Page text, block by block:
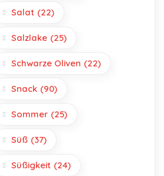
Salat (22)
Salzlake (25)
Schwarze Oliven (22)
Snack (90)
Sommer (25)
Süß (37)
Süßigkeit (24)